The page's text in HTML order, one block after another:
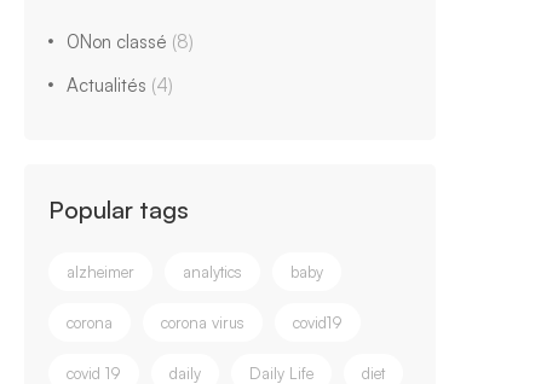
0Non classé (8)
Actualités (4)
Popular tags
alzheimer analytics baby
corona corona virus covid19
covid 19 daily Daily Life diet